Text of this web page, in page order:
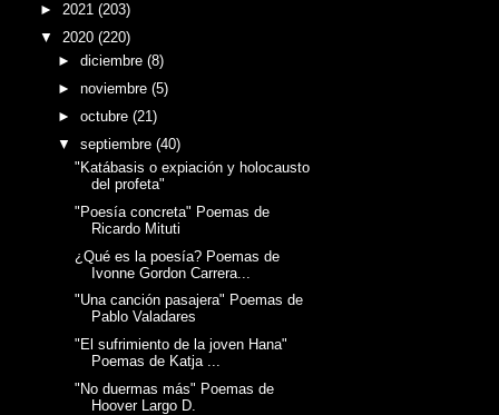
► 2021 (203)
▼ 2020 (220)
► diciembre (8)
► noviembre (5)
► octubre (21)
▼ septiembre (40)
"Katábasis o expiación y holocausto
del profeta"
"Poesía concreta" Poemas de
Ricardo Mituti
¿Qué es la poesía? Poemas de
Ivonne Gordon Carrera...
"Una canción pasajera" Poemas de
Pablo Valadares
"El sufrimiento de la joven Hana"
Poemas de Katja ...
"No duermas más" Poemas de
Hoover Largo D.